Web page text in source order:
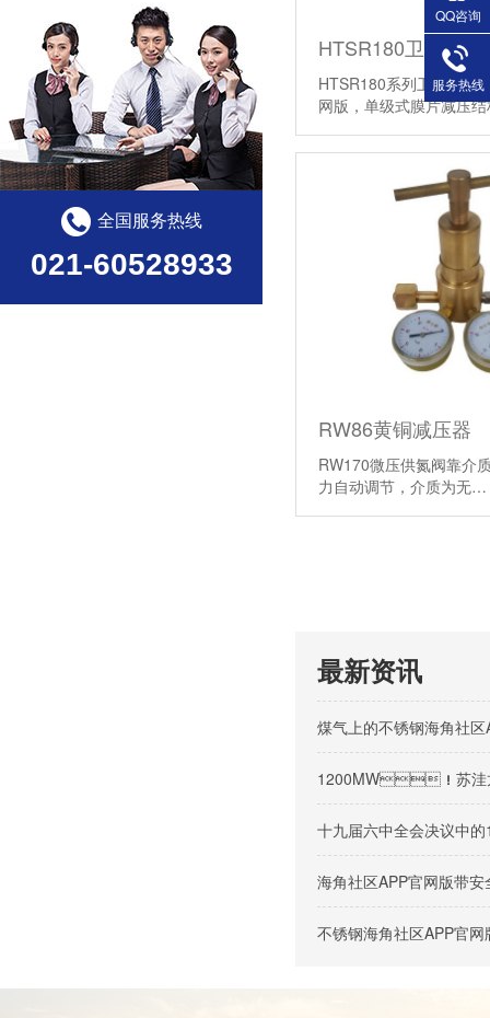
HTSR180系列卫生级高
网版，单级式膜片减压
RW86黄铜减压器
RW170微压供氮阀靠介
力自动调节，介质为无…
最新资讯
煤气上的不锈钢海角社
1200MW！苏洼龙水
十九届六中全会决议中
海角社区APP官网版带
不锈钢海角社区APP官
全国服务热线
021-60528933
QQ咨询
服务热线